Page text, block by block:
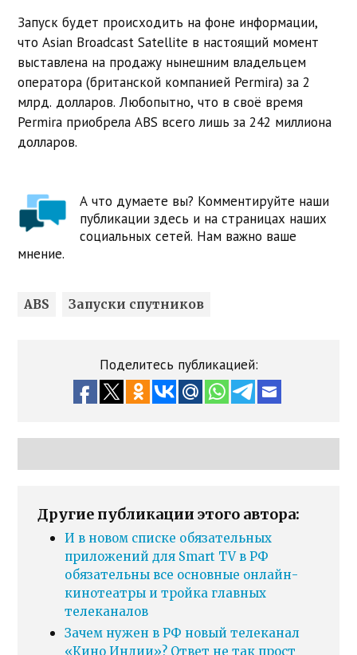
Запуск будет происходить на фоне информации,
что Asian Broadcast Satellite в настоящий момент
выставлена на продажу нынешним владельцем
оператора (британской компанией Permira) за 2
млрд. долларов. Любопытно, что в своё время
Permira приобрела ABS всего лишь за 242 миллиона
долларов.
А что думаете вы? Комментируйте наши
публикации здесь и на страницах наших
социальных сетей. Нам важно ваше
мнение.
ABS Запуски спутников
Поделитесь публикацией:
Другие публикации этого автора:
И в новом списке обязательных
приложений для Smart TV в РФ
обязательны все основные онлайн-
кинотеатры и тройка главных
телеканалов
Зачем нужен в РФ новый телеканал
«Кино Индии»? Ответ не так прост